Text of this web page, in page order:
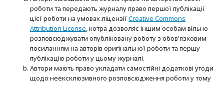
роботи та передають журналу право першої публікації
цієї роботи на умовах ліцензії Creative Commons
Attribution License, котра дозволяє іншим особам вільно
розповсюджувати опубліковану роботу з обов'язковим
посиланням на авторів оригінальної роботи та першу
публікацію роботи у цьому журналі.
Автори мають право укладати самостійні додаткові угоди
щодо неексклюзивного розповсюдження роботи у тому